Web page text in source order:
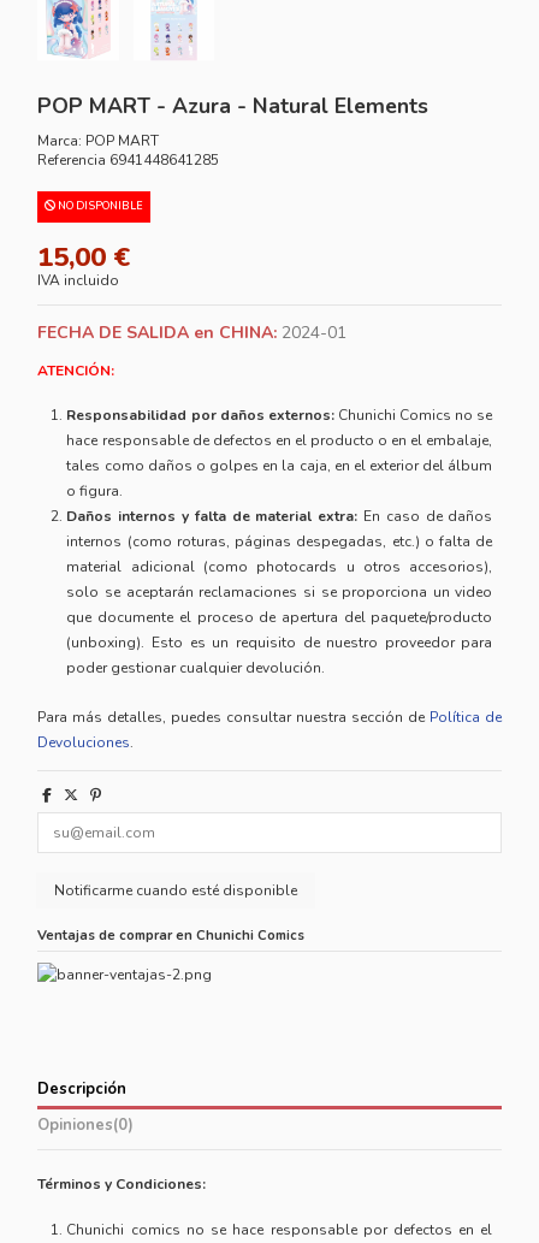
POP MART - Azura - Natural Elements
Marca: POP MART
Referencia 6941448641285
NO DISPONIBLE
15,00 €
IVA incluido
FECHA DE SALIDA en CHINA: 2024-01
ATENCIÓN:
Responsabilidad por daños externos:Chunichi Comics no se
hace responsable de defectos en el producto o en el embalaje,
tales como daños o golpes en la caja, en el exterior del álbum
o figura.
Daños internos y falta de material extra: En caso de daños
internos (como roturas, páginas despegadas, etc.) o falta de
material adicional (como photocards u otros accesorios),
solo se aceptarán reclamaciones si se proporciona un video
que documente el proceso de apertura del paquete/producto
(unboxing). Esto es un requisito de nuestro proveedor para
poder gestionar cualquier devolución.
Para más detalles, puedes consultar nuestra sección de Política de
Devoluciones.
Ventajas de comprar en Chunichi Comics
Descripción
Opiniones(0)
Términos y Condiciones:
Chunichi comics no se hace responsable por defectos en el